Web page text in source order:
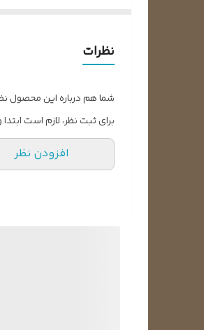
پیچ جهت نصب سیم به‌صورت
بیشتر می کند.
نظرات
شما هم درباره این محصول
برای ثبت نظر، لازم است
افزودن نظر